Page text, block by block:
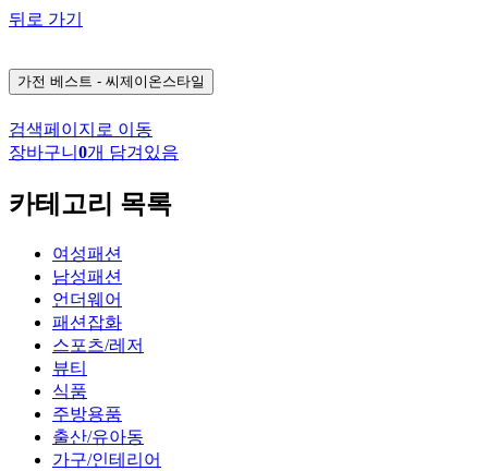
뒤로 가기
가전 베스트 - 씨제이온스타일
검색페이지로 이동
장바구니 0개 담겨있음
카테고리 목록
여성패션
남성패션
언더웨어
패션잡화
스포츠/레저
뷰티
식품
주방용품
출산/유아동
가구/인테리어